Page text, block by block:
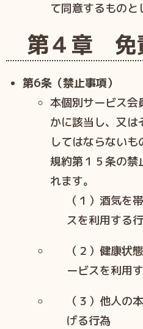
て同意するものと
第４章 免
第6条（禁止事項）
本個別サービス会
かに該当し、又は
してはならない
規約第１５条の禁
れます。
（１）酒気を
スを利用する
（２）健康状
ービスを利用
（３）他人の
げる行為